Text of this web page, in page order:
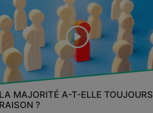
LA MAJORITÉ A-T-ELLE TOUJOURS
RAISON ?